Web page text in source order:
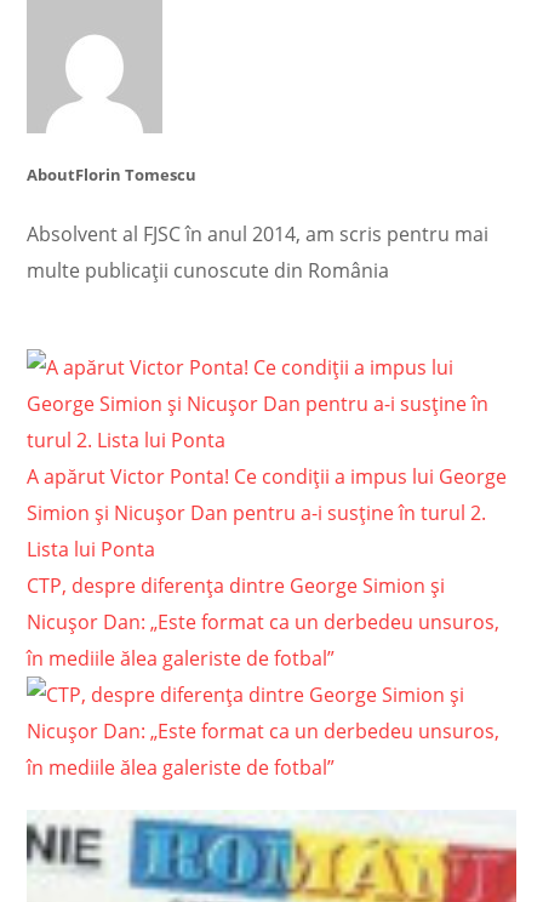
AboutFlorin Tomescu
Absolvent al FJSC în anul 2014, am scris pentru mai
multe publicații cunoscute din România
A apărut Victor Ponta! Ce condiții a impus lui George
Simion și Nicușor Dan pentru a-i susține în turul 2.
Lista lui Ponta
CTP, despre diferența dintre George Simion și
Nicușor Dan: „Este format ca un derbedeu unsuros,
în mediile ălea galeriste de fotbal”